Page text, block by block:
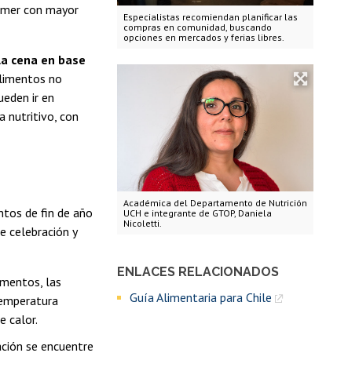
Especialistas recomiendan planificar las
compras en comunidad, buscando
opciones en mercados y ferias libres.
Académica del Departamento de Nutrición
UCH e integrante de GTOP, Daniela
Nicoletti.
ENLACES RELACIONADOS
Guía Alimentaria para Chile
con mayor
cena en base
no
ir en
nutritivo, con
de fin de año
celebración y
las
calor.
se encuentre